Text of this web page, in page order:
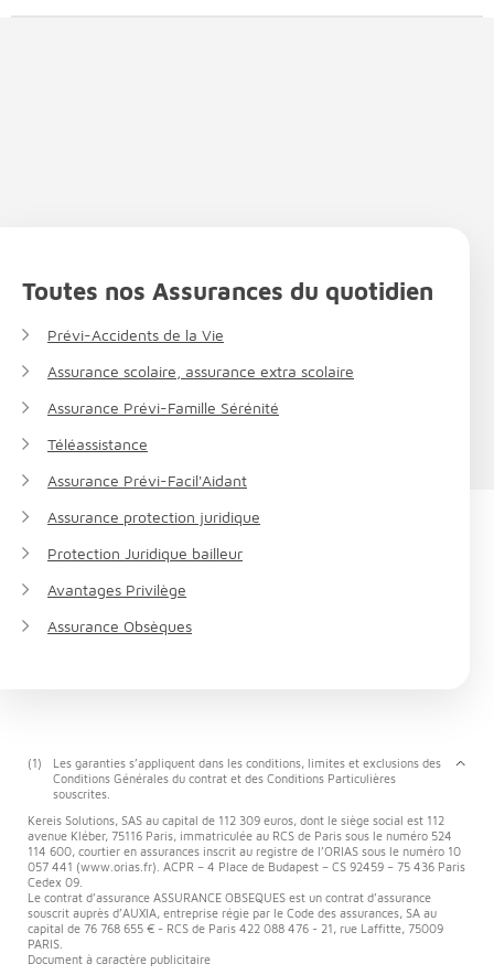
Toutes nos Assurances du quotidien
Prévi-Accidents de la Vie
Assurance scolaire, assurance extra scolaire
Assurance Prévi-Famille Sérénité
Téléassistance
Assurance Prévi-Facil'Aidant
Assurance protection juridique
Protection Juridique bailleur
Avantages Privilège
Assurance Obsèques
(1)
Les garanties s’appliquent dans les conditions, limites et exclusions des
Conditions Générales du contrat et des Conditions Particulières
souscrites.
Kereis Solutions, SAS au capital de 112 309 euros, dont le siège social est 112
avenue Kléber, 75116 Paris, immatriculée au RCS de Paris sous le numéro 524
114 600, courtier en assurances inscrit au registre de l’ORIAS sous le numéro 10
057 441 (www.orias.fr). ACPR – 4 Place de Budapest – CS 92459 – 75 436 Paris
Cedex 09.
Le contrat d’assurance ASSURANCE OBSEQUES est un contrat d’assurance
souscrit auprès d’AUXIA, entreprise régie par le Code des assurances, SA au
capital de 76 768 655 € - RCS de Paris 422 088 476 - 21, rue Laffitte, 75009
PARIS.
Document à caractère publicitaire